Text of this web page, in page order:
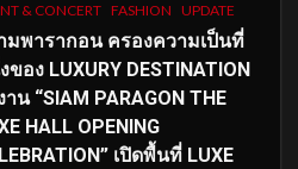
& CONCERT FASHION UPDATE
มพารากอน ครองความเป็นที่
ของ LUXURY DESTINATION
าน “SIAM PARAGON THE
HALL OPENING
เปิดพื้นที่ LUXE